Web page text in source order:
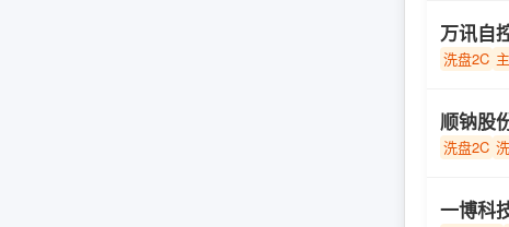
万讯自
洗盘2C
顺钠股
洗盘2C
一博科